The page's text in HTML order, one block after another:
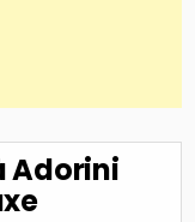
Adorini